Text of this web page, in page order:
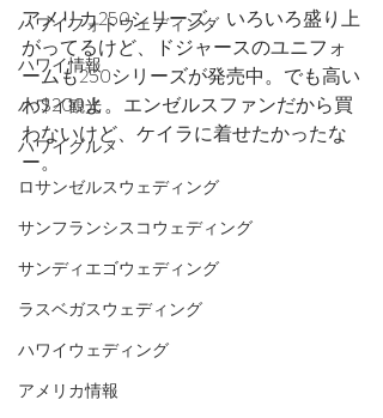
ハワイフォトウェディング
ハワイ情報
ハワイ観光
ハワイグルメ
ロサンゼルスウェディング
サンフランシスコウェディング
サンディエゴウェディング
ラスベガスウェディング
ハワイウェディング
アメリカ情報
アメリカ250シリーズ、いろいろ盛り上
がってるけど、ドジャースのユニフォ
ームも250シリーズが発売中。でも高い
わ$200よ。エンゼルスファンだから買
わないけど、ケイラに着せたかったな
ー。